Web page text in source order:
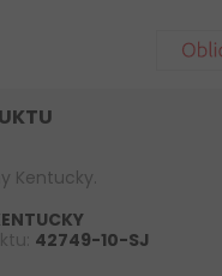
Kentucky.
42749-10-SJ